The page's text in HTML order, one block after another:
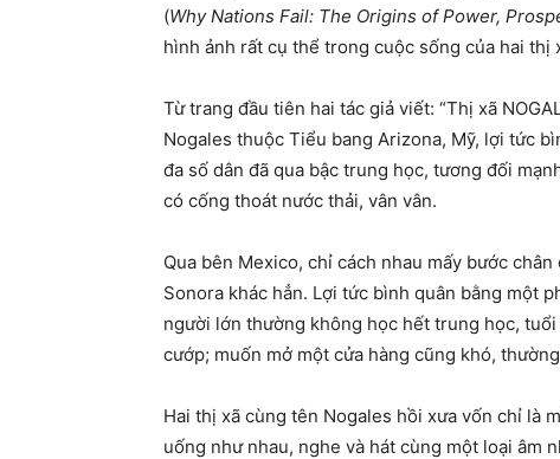
(Why Nations Fail: The Origins of Power,
hình ảnh rất cụ thể trong cuộc sống của hai
Từ trang đầu tiên hai tác giả viết: “Thị xã
Nogales thuộc Tiểu bang Arizona, Mỹ, lợi tức
đa số dân đã qua bậc trung học, tương đối
có cống thoát nước thải, vân vân.
Qua bên Mexico, chỉ cách nhau mấy bước
Sonora khác hẳn. Lợi tức bình quân bằng một
người lớn thường không học hết trung học,
cướp; muốn mở một cửa hàng cũng khó,
Hai thị xã cùng tên Nogales hồi xưa vốn chỉ là
uống như nhau, nghe và hát cùng một loại âm